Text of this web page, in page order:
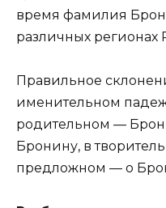
время фамилия
различных регионах
Правильное
именительном
родительном —
Бронину, в
предложном — о